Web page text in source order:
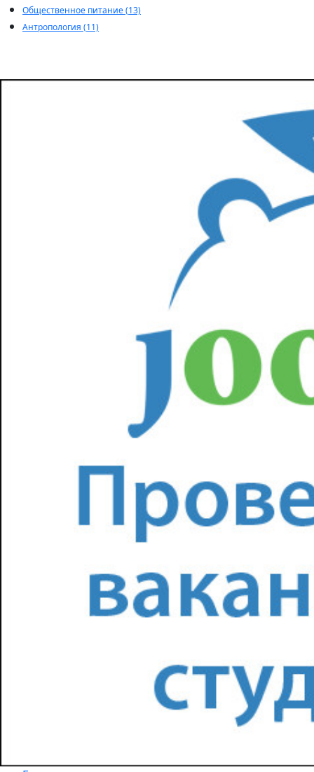
Общественное питание (13)
Антропология (11)